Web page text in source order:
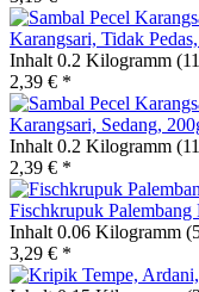
Karangsari, Tidak
Inhalt 0.2 Kilogramm
2,39 € *
Karangsari, Sedang,
Inhalt 0.2 Kilogramm
2,39 € *
Fischkrupuk
Inhalt 0.06 Kilogramm
3,29 € *